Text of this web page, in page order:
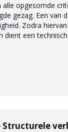
opgesomde
gezag. Een
Zodra
dient een
Structurele